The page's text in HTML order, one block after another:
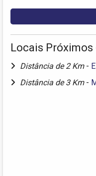
Locais Próximos
Distância de 2 Km -
Distância de 3 Km -